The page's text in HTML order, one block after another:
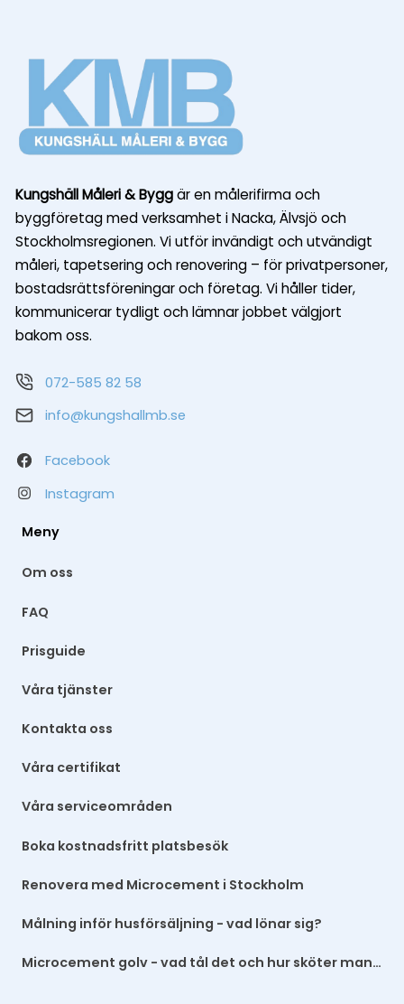
Kungshäll Måleri & Byggär en målerifirma och
byggföretag med verksamhet i Nacka, Älvsjö och
Stockholmsregionen. Vi utför invändigt och utvändigt
måleri, tapetsering och renovering – för privatpersoner,
bostadsrättsföreningar och företag. Vi håller tider,
kommunicerar tydligt och lämnar jobbet välgjort
bakom oss.
072-585 82 58
info@kungshallmb.se
Facebook
Instagram
Meny
Om oss
FAQ
Prisguide
Våra tjänster
Kontakta oss
Våra certifikat
Våra serviceområden
Boka kostnadsfritt platsbesök
Renovera med Microcement i Stockholm
Målning inför husförsäljning - vad lönar sig?
Microcement golv - vad tål det och hur sköter man det?